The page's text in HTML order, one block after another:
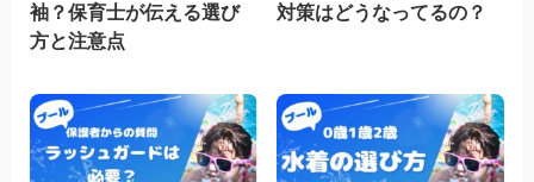
袖？保育士が伝える選び
方と注意点
対策はどうなってるの？